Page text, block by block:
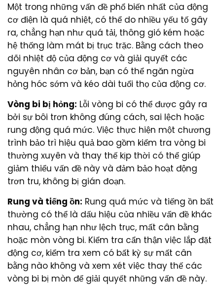
Một trong những vấn đề phổ biến nhất của động
cơ điện là quá nhiệt, có thể do nhiều yếu tố gây
ra, chẳng hạn như quá tải, thông gió kém hoặc
hệ thống làm mát bị trục trặc. Bằng cách theo
dõi nhiệt độ của động cơ và giải quyết các
nguyên nhân cơ bản, bạn có thể ngăn ngừa
hỏng hóc sớm và kéo dài tuổi thọ của động cơ.
Vòng bi bị hỏng: Lỗi vòng bi có thể được gây ra
bởi sự bôi trơn không đúng cách, sai lệch hoặc
rung động quá mức. Việc thực hiện một chương
trình bảo trì hiệu quả bao gồm kiểm tra vòng bi
thường xuyên và thay thế kịp thời có thể giúp
giảm thiểu vấn đề này và đảm bảo hoạt động
trơn tru, không bị gián đoạn.
Rung và tiếng ồn: Rung quá mức và tiếng ồn bất
thường có thể là dấu hiệu của nhiều vấn đề khác
nhau, chẳng hạn như lệch trục, mất cân bằng
hoặc mòn vòng bi. Kiểm tra cẩn thận việc lắp đặt
động cơ, kiểm tra xem có bất kỳ sự mất cân
bằng nào không và xem xét việc thay thế các
vòng bi bị mòn để giải quyết những vấn đề này.